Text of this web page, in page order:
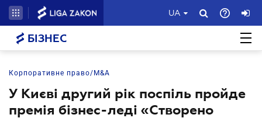
UA
БІЗНЕС
Корпоративне право/M&A
У Києві другий рік поспіль пройде
премія бізнес-леді «Створено